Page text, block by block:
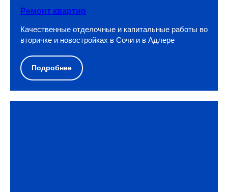
Ремонт квартир
Качественные отделочные и капитальные работы во
вторичке и новостройках в Сочи и в Адлере
Подробнее